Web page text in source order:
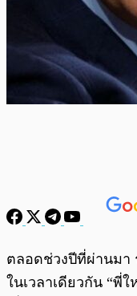
พร้อมเล่น
ตลอดช่วงปีที่ผ่านมา
ในเวลาเดียวกัน “พี่